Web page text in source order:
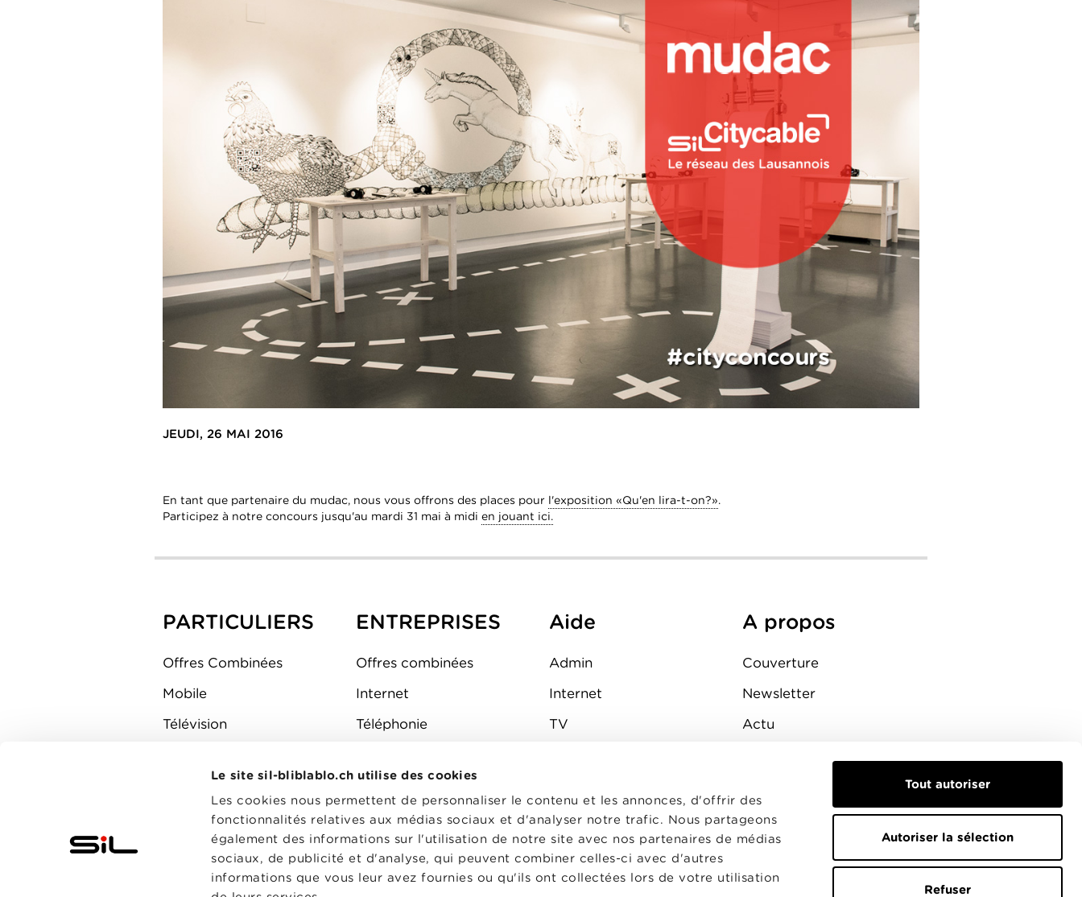
Le site sil-bliblablo.ch utilise des cookies
Les cookies nous permettent de personnaliser le contenu et les annonces, d'offrir des
fonctionnalités relatives aux médias sociaux et d'analyser notre trafic. Nous partageons
également des informations sur l'utilisation de notre site avec nos partenaires de médias
sociaux, de publicité et d'analyse, qui peuvent combiner celles-ci avec d'autres
informations que vous leur avez fournies ou qu'ils ont collectées lors de votre utilisation
Tout autoriser
Autoriser la sélection
Refuser
JEUDI, 26 MAI 2016
En tant que partenaire du mudac, nous vous offrons des places pour l'exposition «Qu'en lira-t-on?».
Participez à notre concours jusqu'au mardi 31 mai à midi en jouant ici.
PARTICULIERS
Offres Combinées
Mobile
Télévision
ENTREPRISES
Offres combinées
Internet
Téléphonie
Aide
Admin
Internet
TV
Fibre
Sécurité
État du réseau
A propos
Couverture
Newsletter
Actu